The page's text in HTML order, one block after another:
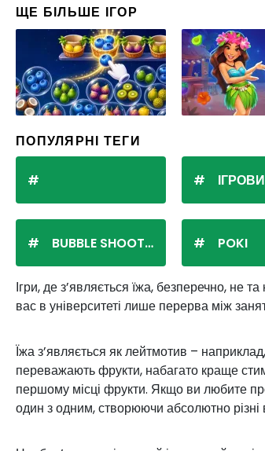
ЩЕ БІЛЬШЕ ІГОР
ПОПУЛЯРНІ ТЕГИ
BUBBLE SHOOTER POKI
Ігри, де з’являється їжа, безперечно, не
вас в університеті лише перерва між
Їжа з’являється як лейтмотив –
переважають фрукти, набагато краще
першому місці фрукти. Якщо ви любите
один з одним, створюючи абсолютно різні